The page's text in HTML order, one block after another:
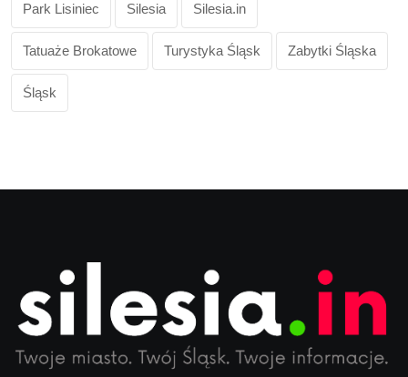
Park Lisiniec Silesia Silesia.in
Tatuaże Brokatowe Turystyka Śląsk Zabytki Śląska
Śląsk